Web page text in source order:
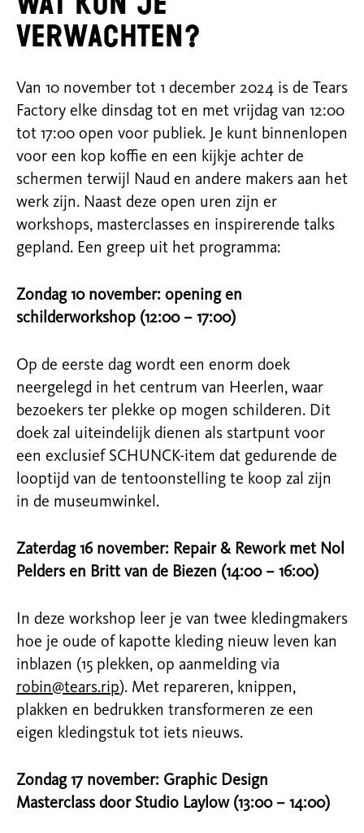
verwachten?
Van 10 november tot 1 december 2024 is de Tears
Factory elke dinsdag tot en met vrijdag van 12:00
tot 17:00 open voor publiek. Je kunt binnenlopen
voor een kop koffie en een kijkje achter de
schermen terwijl Naud en andere makers aan het
werk zijn. Naast deze open uren zijn er
workshops, masterclasses en inspirerende talks
gepland. Een greep uit het programma:
Zondag 10 november: opening en
schilderworkshop (12:00 – 17:00)
Op de eerste dag wordt een enorm doek
neergelegd in het centrum van Heerlen, waar
bezoekers ter plekke op mogen schilderen. Dit
doek zal uiteindelijk dienen als startpunt voor
een exclusief SCHUNCK-item dat gedurende de
looptijd van de tentoonstelling te koop zal zijn
in de museumwinkel.
Zaterdag 16 november: Repair & Rework met Nol
Pelders en Britt van de Biezen (14:00 – 16:00)
In deze workshop leer je van twee kledingmakers
hoe je oude of kapotte kleding nieuw leven kan
inblazen (15 plekken, op aanmelding via
robin@tears.rip). Met repareren, knippen,
plakken en bedrukken transformeren ze een
eigen kledingstuk tot iets nieuws.
Zondag 17 november: Graphic Design
Masterclass door Studio Laylow (13:00 – 14:00)